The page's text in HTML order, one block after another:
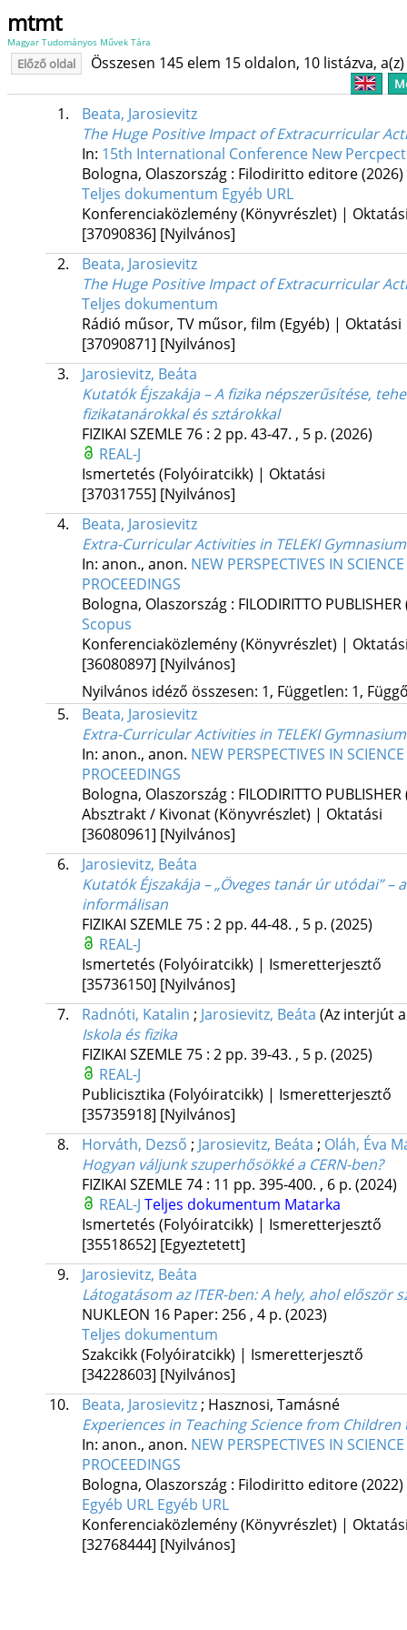
mtmt
Magyar Tudományos Művek Tára
Előző oldal Összesen 145 elem 15 oldalon, 10 listázva,
1.
Beata, Jarosievitz
The Huge Positive Impact of Extracurricular
In: 15th International Conference New
Bologna, Olaszország : Filodiritto editore(2026)
Teljes dokumentum Egyéb URL
Konferenciaközlemény (Könyvrészlet) |
[37090836] [Nyilvános]
2.
Beata, Jarosievitz
The Huge Positive Impact of Extracurricular
Teljes dokumentum
Rádió műsor, TV műsor, film (Egyéb) | Oktatási
[37090871] [Nyilvános]
3.
Jarosievitz, Beáta
Kutatók Éjszakája – A fizika népszerűsítése,
fizikatanárokkal és sztárokkal
FIZIKAI SZEMLE 76: 2 pp. 43-47. , 5 p. (2026)
REAL-J
Ismertetés (Folyóiratcikk) | Oktatási
[37031755] [Nyilvános]
4.
Beata, Jarosievitz
Extra-Curricular Activities in TELEKI Gymnasium
In: anon., anon. NEW PERSPECTIVES IN
PROCEEDINGS
Bologna, Olaszország : FILODIRITTO PUBLISHER
Scopus
Konferenciaközlemény (Könyvrészlet) |
[36080897] [Nyilvános]
Nyilvános idéző összesen: 1, Független: 1,
5.
Beata, Jarosievitz
Extra-Curricular Activities in TELEKI Gymnasium
In: anon., anon. NEW PERSPECTIVES IN
PROCEEDINGS
Bologna, Olaszország : FILODIRITTO PUBLISHER
Absztrakt / Kivonat (Könyvrészlet) | Oktatási
[36080961] [Nyilvános]
6.
Jarosievitz, Beáta
Kutatók Éjszakája – „Öveges tanár úr utódai”
informálisan
FIZIKAI SZEMLE 75: 2 pp. 44-48. , 5 p. (2025)
REAL-J
Ismertetés (Folyóiratcikk) | Ismeretterjesztő
[35736150] [Nyilvános]
7.
Radnóti, Katalin ; Jarosievitz, Beáta (Az interjút
Iskola és fizika
FIZIKAI SZEMLE 75: 2 pp. 39-43. , 5 p. (2025)
REAL-J
Publicisztika (Folyóiratcikk) | Ismeretterjesztő
[35735918] [Nyilvános]
8.
Horváth, Dezső ; Jarosievitz, Beáta ; Oláh, Éva
Hogyan váljunk szuperhősökké a CERN-ben?
FIZIKAI SZEMLE 74: 11 pp. 395-400. , 6 p. (2024)
REAL-J Teljes dokumentum Matarka
Ismertetés (Folyóiratcikk) | Ismeretterjesztő
[35518652] [Egyeztetett]
9.
Jarosievitz, Beáta
Látogatásom az ITER-ben: A hely, ahol először
NUKLEON 16 Paper: 256 , 4 p. (2023)
Teljes dokumentum
Szakcikk (Folyóiratcikk) | Ismeretterjesztő
[34228603] [Nyilvános]
10.
Beata, Jarosievitz; Hasznosi, Tamásné
Experiences in Teaching Science from
In: anon., anon. NEW PERSPECTIVES IN
PROCEEDINGS
Bologna, Olaszország : Filodiritto editore(2022)
Egyéb URL Egyéb URL
Konferenciaközlemény (Könyvrészlet) |
[32768444] [Nyilvános]